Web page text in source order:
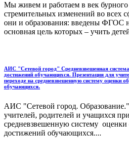
Мы живем и работаем в век бурного
стремительных изменений во всех
они и образования: введены ФГОС
основная цель которых – учить
АИС "Сетевой город" Средневзвешенная
достижений обучающихся. Презентация для
переходе на средневзвешенную систему оценки
обучающихся.
АИС "Сетевой город.
учителей, родителей и учащихся
средневзвешенную систему оценки
достижений обучающихся....